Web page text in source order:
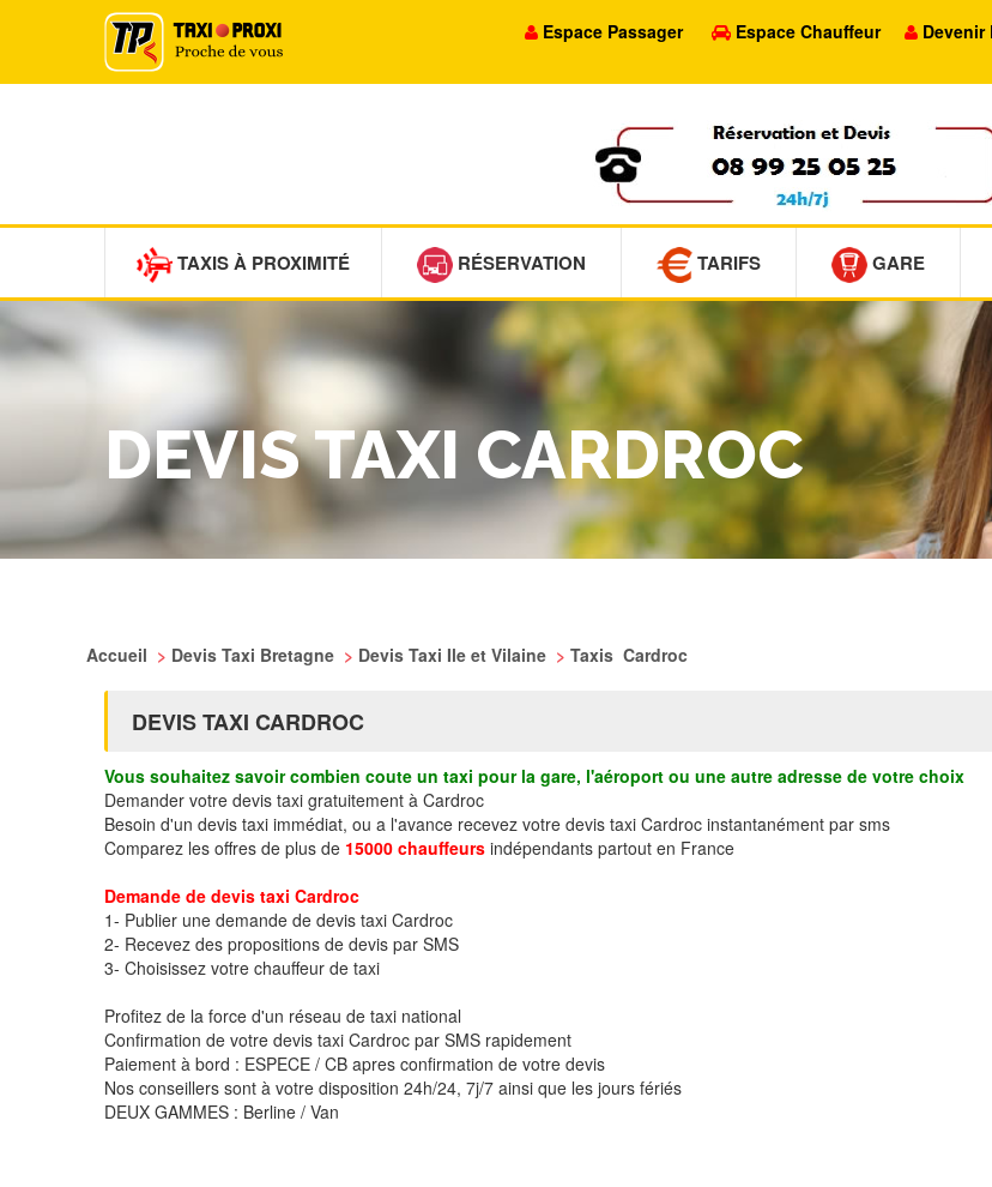
Espace Passager Espace Chauffeur Devenir
TAXIS À PROXIMITÉ RÉSERVATION TARIFS GARE
DEVIS TAXI CARDROC
Accueil > Devis Taxi Bretagne > Devis Taxi Ile et Vilaine > Taxis Cardroc
DEVIS TAXI CARDROC
Vous souhaitez savoir combien coute un taxi pour la gare, l'aéroport ou une autre adresse de votre choix
Demander votre devis taxi gratuitement à Cardroc
Besoin d'un devis taxi immédiat, ou a l'avance recevez votre devis taxi Cardroc instantanément par sms
Comparez les offres de plus de 15000 chauffeurs indépendants partout en France
Demande de devis taxi Cardroc
1- Publier une demande de devis taxi Cardroc
2- Recevez des propositions de devis par SMS
3- Choisissez votre chauffeur de taxi
Profitez de la force d'un réseau de taxi national
Confirmation de votre devis taxi Cardroc par SMS rapidement
Paiement à bord : ESPECE / CB apres confirmation de votre devis
Nos conseillers sont à votre disposition 24h/24, 7j/7 ainsi que les jours fériés
DEUX GAMMES : Berline / Van